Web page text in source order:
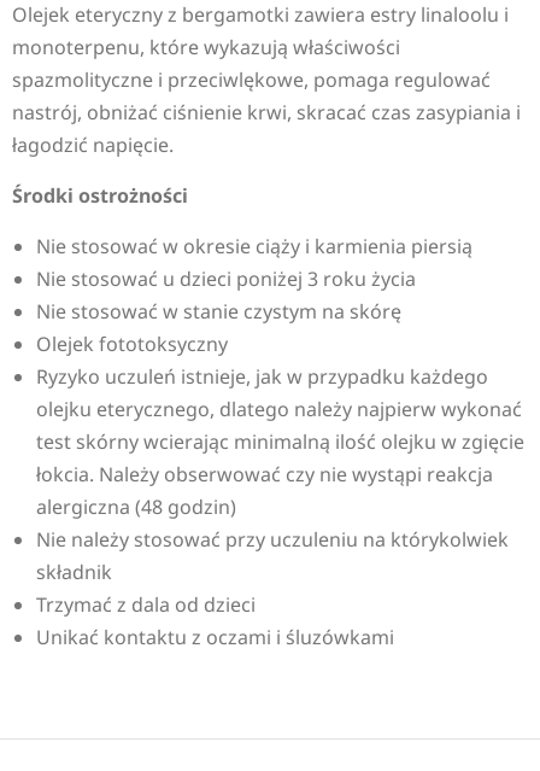
Olejek eteryczny z bergamotki zawiera estry linaloolu i
monoterpenu, które wykazują właściwości
spazmolityczne i przeciwlękowe, pomaga regulować
nastrój, obniżać ciśnienie krwi, skracać czas zasypiania i
łagodzić napięcie.
Środki ostrożności
Nie stosować w okresie ciąży i karmienia piersią
Nie stosować u dzieci poniżej 3 roku życia
Nie stosować w stanie czystym na skórę
Olejek fototoksyczny
Ryzyko uczuleń istnieje, jak w przypadku każdego
olejku eterycznego, dlatego należy najpierw wykonać
test skórny wcierając minimalną ilość olejku w zgięcie
łokcia. Należy obserwować czy nie wystąpi reakcja
alergiczna (48 godzin)
Nie należy stosować przy uczuleniu na którykolwiek
składnik
Trzymać z dala od dzieci
Unikać kontaktu z oczami i śluzówkami